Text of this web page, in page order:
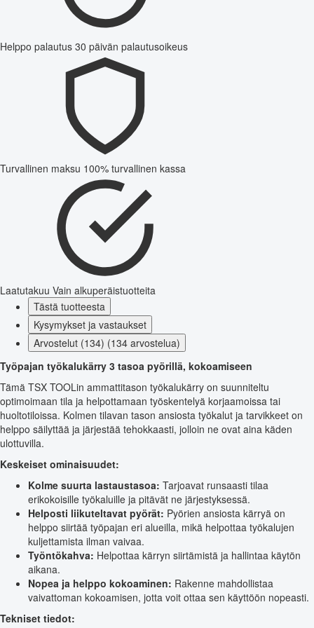
Helppo palautus 30 päivän palautusoikeus
Turvallinen maksu 100% turvallinen kassa
Laatutakuu Vain alkuperäistuotteita
Tästä tuotteesta
Kysymykset ja vastaukset
Arvostelut (134) (134 arvostelua)
Työpajan työkalukärry 3 tasoa pyörillä, kokoamiseen
Tämä TSX TOOLin ammattitason työkalukärry on suunniteltu
optimoimaan tila ja helpottamaan työskentelyä korjaamoissa tai
huoltotiloissa. Kolmen tilavan tason ansiosta työkalut ja tarvikkeet on
helppo säilyttää ja järjestää tehokkaasti, jolloin ne ovat aina käden
ulottuvilla.
Keskeiset ominaisuudet:
Kolme suurta lastaustasoa: Tarjoavat runsaasti tilaa
erikokoisille työkaluille ja pitävät ne järjestyksessä.
Helposti liikuteltavat pyörät: Pyörien ansiosta kärryä on
helppo siirtää työpajan eri alueilla, mikä helpottaa työkalujen
kuljettamista ilman vaivaa.
Työntökahva: Helpottaa kärryn siirtämistä ja hallintaa käytön
aikana.
Nopea ja helppo kokoaminen: Rakenne mahdollistaa
vaivattoman kokoamisen, jotta voit ottaa sen käyttöön nopeasti.
Tekniset tiedot: